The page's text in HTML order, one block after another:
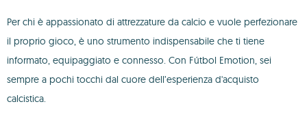
Per chi è appassionato di attrezzature da calcio e vuole perfezionare
il proprio gioco, è uno strumento indispensabile che ti tiene
informato, equipaggiato e connesso. Con Fútbol Emotion, sei
sempre a pochi tocchi dal cuore dell’esperienza d'acquisto
calcistica.